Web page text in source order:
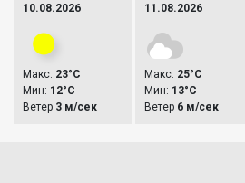
10.08.2026
Макс: 23°C
Мин: 12°C
Ветер 3 м/сек
11.08.2026
Макс: 25°C
Мин: 13°C
Ветер 6 м/сек